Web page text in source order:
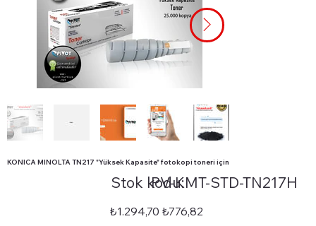
KONICA MINOLTA TN217 "Yüksek Kapasite" fotokopi toneri için
Stok kodu:
kodu:
STD-
TN217H
PV-KMT-STD-TN217H
Orijinal
fiyat
₺1.294,70 İndirimli
fiyat
₺776,82